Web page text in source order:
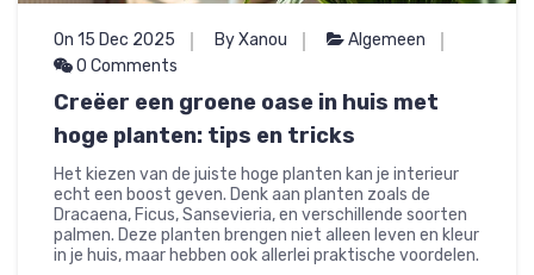
On 15 Dec 2025 By Xanou
Algemeen
0 Comments
Creëer een groene oase in huis met
hoge planten: tips en tricks
Het kiezen van de juiste hoge planten kan je interieur
echt een boost geven. Denk aan planten zoals de
Dracaena, Ficus, Sansevieria, en verschillende soorten
palmen. Deze planten brengen niet alleen leven en kleur
in je huis, maar hebben ook allerlei praktische voordelen.